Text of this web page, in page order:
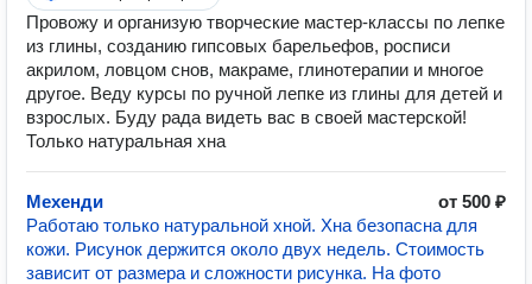
Провожу и организую творческие мастер-классы по лепке
из глины, созданию гипсовых барельефов, росписи
акрилом, ловцом снов, макраме, глинотерапии и многое
другое. Веду курсы по ручной лепке из глины для детей и
взрослых. Буду рада видеть вас в своей мастерской!
Только натуральная хна
Мехенди
от 500 ₽
Работаю только натуральной хной. Хна безопасна для
кожи. Рисунок держится около двух недель. Стоимость
зависит от размера и сложности рисунка. На фото